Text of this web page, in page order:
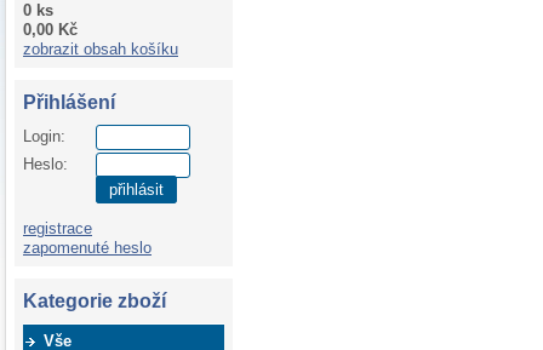
0 ks
0,00 Kč
zobrazit obsah košíku
Přihlášení
Login:
Heslo:
přihlásit
registrace
zapomenuté heslo
Kategorie zboží
Vše